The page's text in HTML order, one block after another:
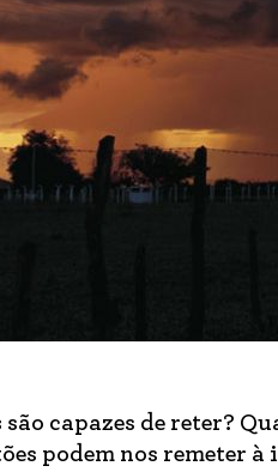
são capazes de reter?
podem nos remeter